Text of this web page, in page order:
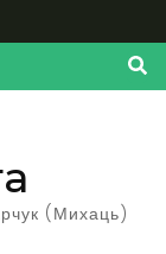
(Михаць)